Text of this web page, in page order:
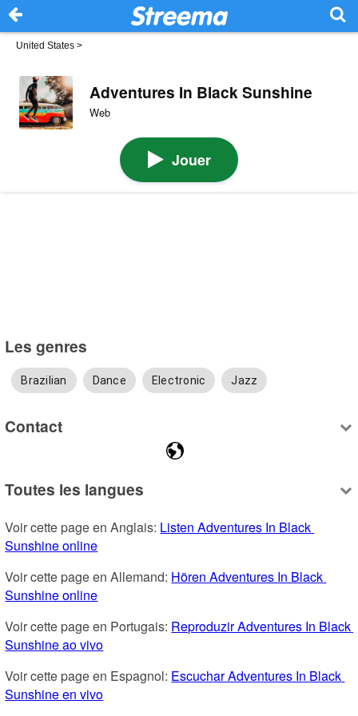
United States >
Adventures In Black Sunshine
Web
Jouer
Les genres
Brazilian Dance Electronic Jazz
Contact
Toutes les langues
Voir cette page en Anglais: Listen Adventures In Black
Sunshine online
Voir cette page en Allemand: Hören Adventures In Black
Sunshine online
Voir cette page en Portugais: Reproduzir Adventures In Black
Sunshine ao vivo
Voir cette page en Espagnol: Escuchar Adventures In Black
Sunshine en vivo